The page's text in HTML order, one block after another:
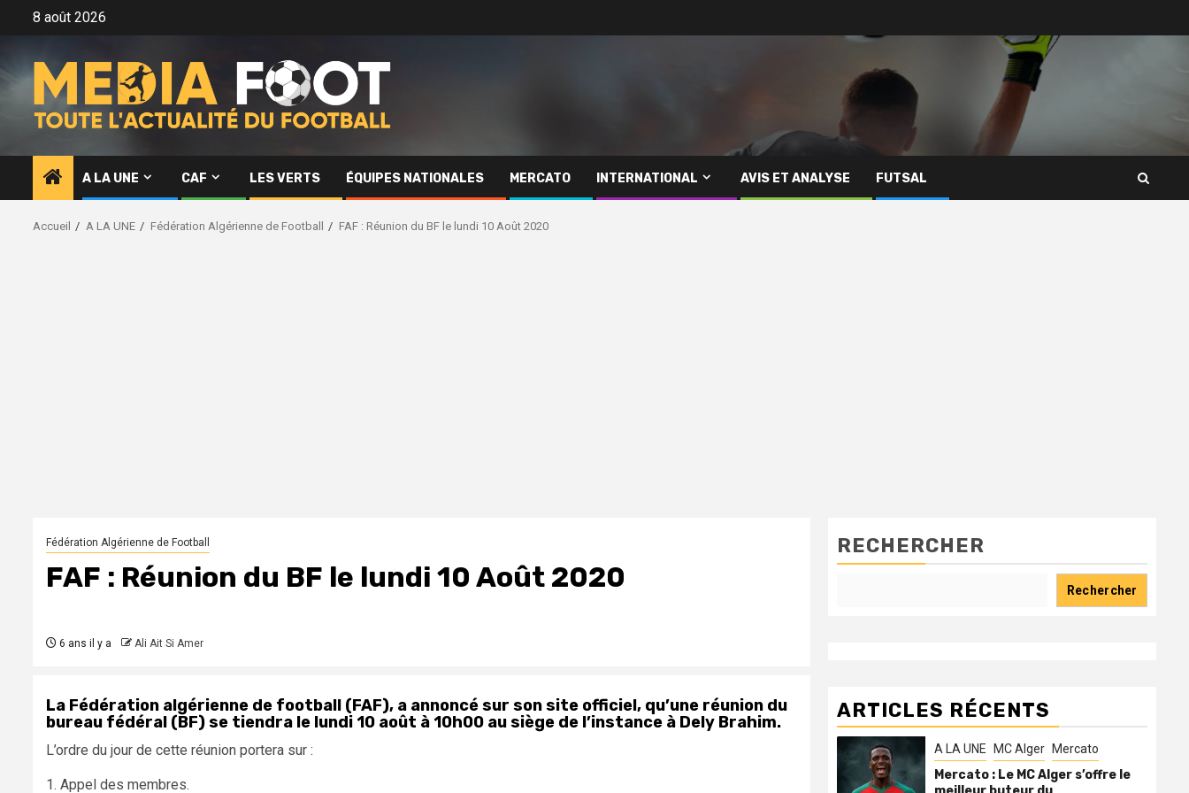
8 août 2026
A LA UNE CAF LES VERTS ÉQUIPES NATIONALES MERCATO INTERNATIONAL AVIS ET ANALYSE FUTSAL
Accueil A LA UNE Fédération Algérienne de Football FAF : Réunion du BF le lundi 10 Août 2020
Fédération Algérienne de Football
FAF : Réunion du BF le lundi 10 Août 2020
6 ans il y a Ali Ait Si Amer
La Fédération algérienne de football (FAF), a annoncé sur son site officiel, qu’une réunion du
bureau fédéral (BF) se tiendra le lundi 10 août à 10h00 au siège de l’instance à Dely Brahim.
L’ordre du jour de cette réunion portera sur :
1. Appel des membres.
RECHERCHER
Rechercher
ARTICLES RÉCENTS
A LA UNE MC Alger Mercato
Mercato : Le MC Alger s’offre le